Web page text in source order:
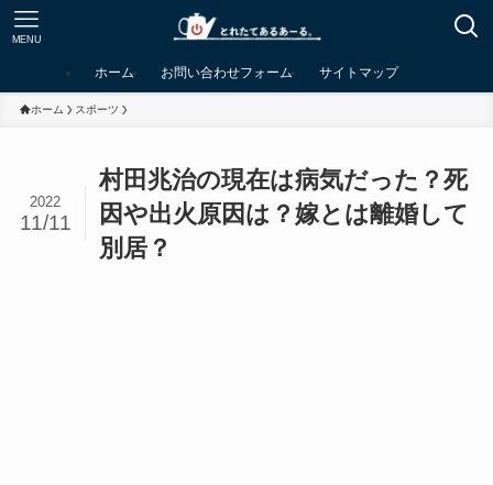
MENU
ホーム お問い合わせフォーム サイトマップ
ホーム スポーツ
村田兆治の現在は病気だった？死
因や出火原因は？嫁とは離婚して
別居？
2022
11/11